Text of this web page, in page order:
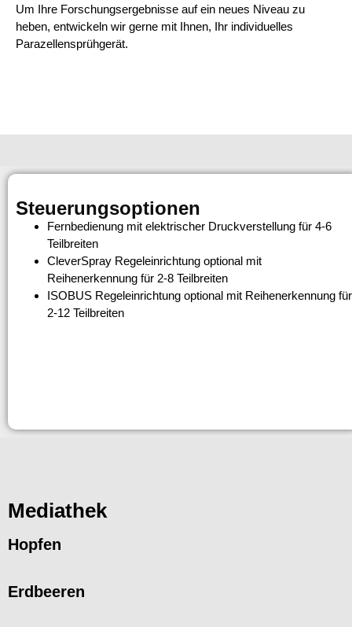
Um Ihre Forschungsergebnisse auf ein neues Niveau zu
heben, entwickeln wir gerne mit Ihnen, Ihr individuelles
Parazellensprühgerät.
Steuerungsoptionen
Fernbedienung mit elektrischer Druckverstellung für 4-6
Teilbreiten
CleverSpray Regeleinrichtung optional mit
Reihenerkennung für 2-8 Teilbreiten
ISOBUS Regeleinrichtung optional mit Reihenerkennung für
2-12 Teilbreiten
Mediathek
Hopfen
Erdbeeren